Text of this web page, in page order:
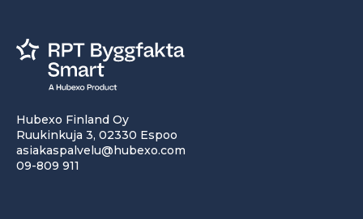
Hubexo Finland Oy
Ruukinkuja 3, 02330 Espoo
asiakaspalvelu@hubexo.com
09-809 911